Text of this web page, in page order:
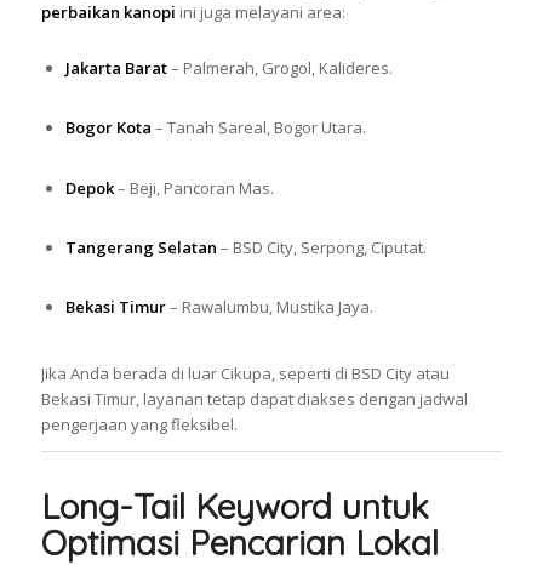
perbaikan kanopi ini juga melayani area:
Jakarta Barat– Palmerah, Grogol, Kalideres.
Bogor Kota – Tanah Sareal, Bogor Utara.
Depok– Beji, Pancoran Mas.
Tangerang Selatan – BSD City, Serpong, Ciputat.
Bekasi Timur– Rawalumbu, Mustika Jaya.
Jika Anda berada di luar Cikupa, seperti di BSD City atau
Bekasi Timur, layanan tetap dapat diakses dengan jadwal
pengerjaan yang fleksibel.
Long-Tail Keyword untuk
Optimasi Pencarian Lokal